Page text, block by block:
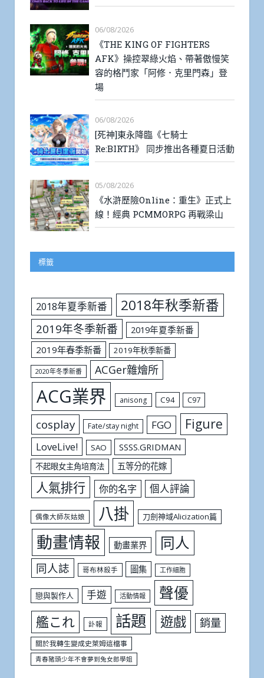
06/08/2026
《THE KING OF FIGHTERS
AFK》操控翠綠火焰、帶著傲慢笑
容的格鬥家「阿修．克里門森」登
場
06/08/2026
[死神]東永降臨《七騎士
Re:BIRTH》 同步推出各種夏日活動
05/08/2026
《水滸歷險Online：重生》正式上
線！經典 PCMMORPG 再戰梁山
標籤
2018年夏季新番 2018年秋季新番
2019年冬季新番
2019年夏季新番
2019年春季新番
2019年秋季新番
2020年冬季新番 ACGer雜燴所
ACG業界 anisong C94 C97
cosplay Fate/stay night FGO Figure
LoveLive! SAO SSSS.GRIDMAN
不起眼女主角培育法 五等分的花嫁
人氣排行 你的名字 個人評論
偶像大師灰姑娘 八掛 刀劍神域Alicization篇
動畫情報 動畫業界 同人
同人誌 哥布林殺手 圖集 工作細胞
戀與製作人 手遊 活動情報 聲優
艦これ 訃報 話題 遊戲 銷量
關於我轉生變成史萊姆這檔事
青春豬頭少年不會夢到兔女郎學姐